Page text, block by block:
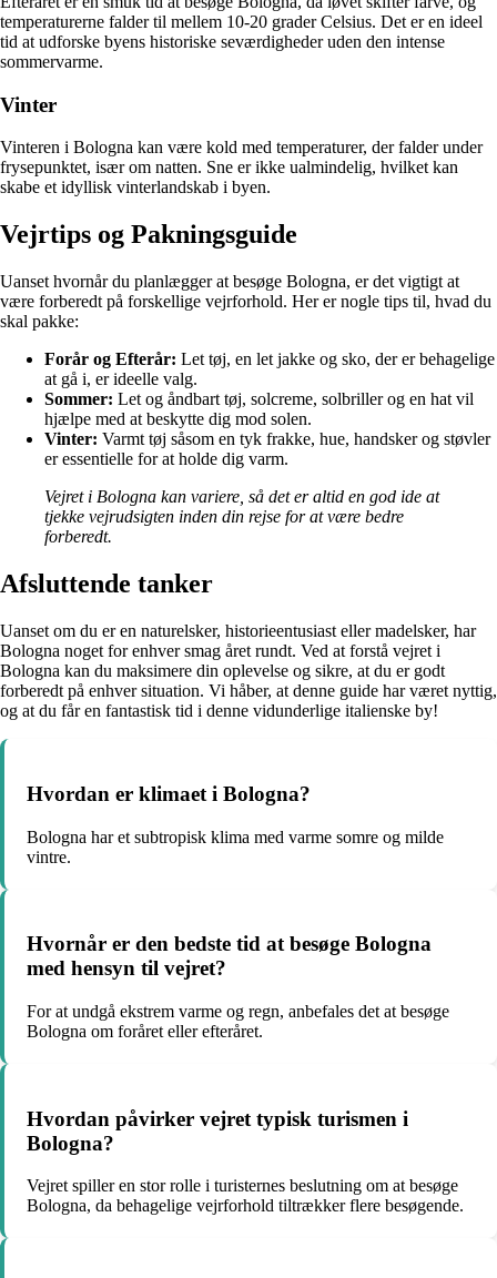
temperaturerne falder til mellem 10-20 grader Celsius. Det er en ideel
tid at udforske byens historiske seværdigheder uden den intense
sommervarme.
Vinter
Vinteren i Bologna kan være kold med temperaturer, der falder under
frysepunktet, især om natten. Sne er ikke ualmindelig, hvilket kan
skabe et idyllisk vinterlandskab i byen.
Vejrtips og Pakningsguide
Uanset hvornår du planlægger at besøge Bologna, er det vigtigt at
være forberedt på forskellige vejrforhold. Her er nogle tips til, hvad du
skal pakke:
Forår og Efterår: Let tøj, en let jakke og sko, der er behagelige
at gå i, er ideelle valg.
Sommer: Let og åndbart tøj, solcreme, solbriller og en hat vil
hjælpe med at beskytte dig mod solen.
Vinter: Varmt tøj såsom en tyk frakke, hue, handsker og støvler
er essentielle for at holde dig varm.
Vejret i Bologna kan variere, så det er altid en god ide at
tjekke vejrudsigten inden din rejse for at være bedre
forberedt.
Afsluttende tanker
Uanset om du er en naturelsker, historieentusiast eller madelsker, har
Bologna noget for enhver smag året rundt. Ved at forstå vejret i
Bologna kan du maksimere din oplevelse og sikre, at du er godt
forberedt på enhver situation. Vi håber, at denne guide har været nyttig,
og at du får en fantastisk tid i denne vidunderlige italienske by!
Hvordan er klimaet i Bologna?
Bologna har et subtropisk klima med varme somre og milde
vintre.
Hvornår er den bedste tid at besøge Bologna
med hensyn til vejret?
For at undgå ekstrem varme og regn, anbefales det at besøge
Bologna om foråret eller efteråret.
Hvordan påvirker vejret typisk turismen i
Bologna?
Vejret spiller en stor rolle i turisternes beslutning om at besøge
Bologna, da behagelige vejrforhold tiltrækker flere besøgende.